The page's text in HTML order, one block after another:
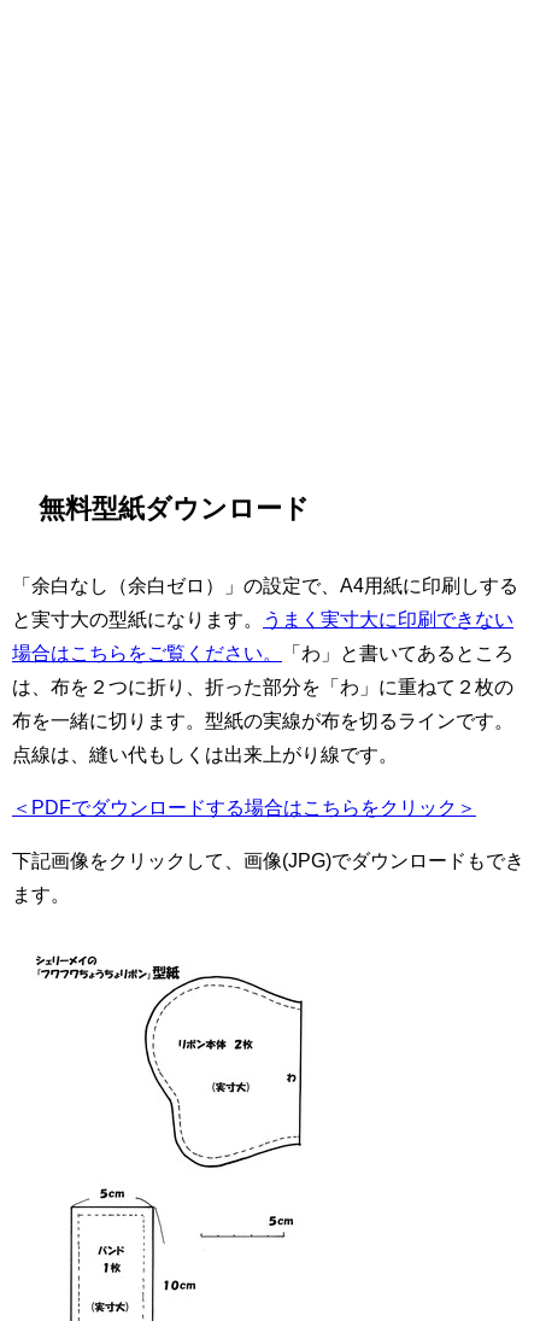
無料型紙ダウンロード
「余白なし（余白ゼロ）」の設定で、A4用紙に印刷しする
と実寸大の型紙になります。
うまく実寸大に印刷できない
場合はこちらをご覧ください。
「わ」と書いてあるところ
は、布を２つに折り、折った部分を「わ」に重ねて２枚の
布を一緒に切ります。型紙の実線が布を切るラインです。
点線は、縫い代もしくは出来上がり線です。
＜PDFでダウンロードする場合はこちらをクリック＞
下記画像をクリックして、画像(JPG)でダウンロードもでき
ます。